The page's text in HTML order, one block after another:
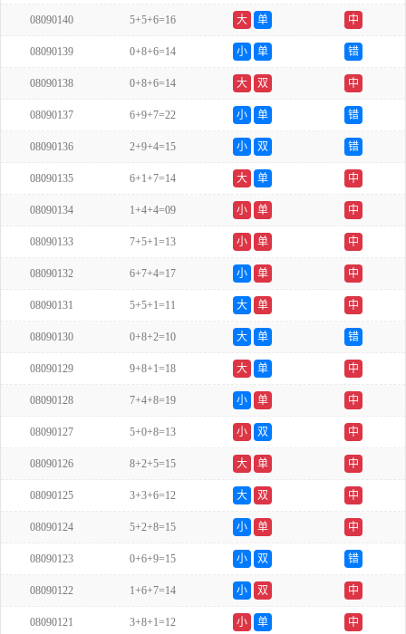
08090140 5+5+6=16 大 单 中
08090139 0+8+6=14 小 单 错
08090138 0+8+6=14 大 双 中
08090137 6+9+7=22 小 单 错
08090136 2+9+4=15 小 双 错
08090135 6+1+7=14 大 单 中
08090134 1+4+4=09 小 单 中
08090133 7+5+1=13 小 单 中
08090132 6+7+4=17 小 单 中
08090131 5+5+1=11 大 单 中
08090130 0+8+2=10 大 单 错
08090129 9+8+1=18 大 单 中
08090128 7+4+8=19 小 单 中
08090127 5+0+8=13 小 双 中
08090126 8+2+5=15 大 单 中
08090125 3+3+6=12 大 双 中
08090124 5+2+8=15 小 单 中
08090123 0+6+9=15 小 双 错
08090122 1+6+7=14 小 双 中
08090121 3+8+1=12 小 单 中